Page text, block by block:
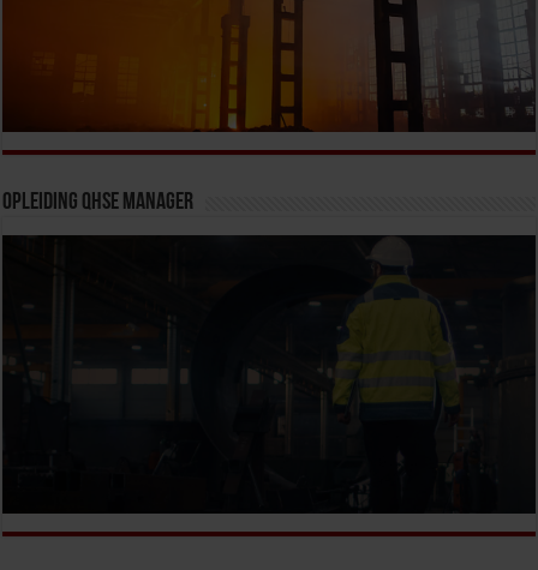
Opleiding QHSE Manager